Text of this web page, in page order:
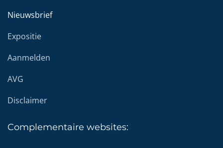
Nieuwsbrief
Expositie
Aanmelden
AVG
Disclaimer
Complementaire websites: